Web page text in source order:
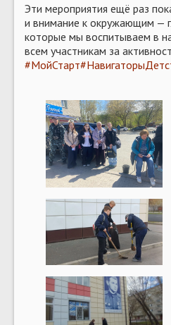
Эти мероприятия ещё раз
и внимание к окружающим —
которые мы воспитываем в
всем участникам за
#МойСтарт